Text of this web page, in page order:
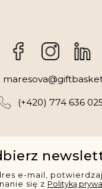
FacebookInstagram
maresova@
(+420) 774 636
e-mail,
się z Polityką